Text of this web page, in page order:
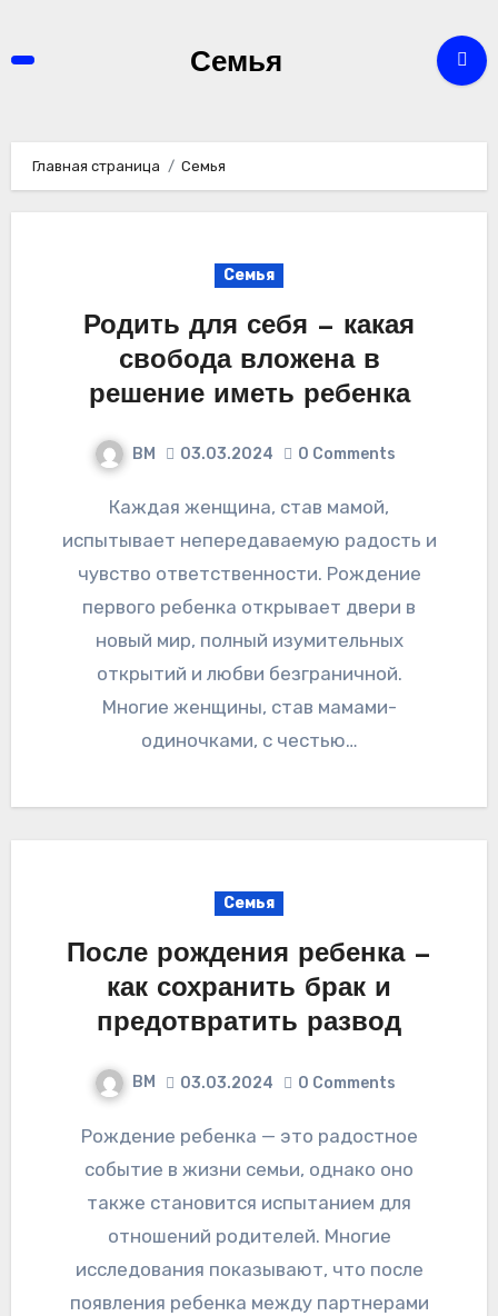
Семья
Главная страница Семья
Семья
Родить для себя — какая
свобода вложена в
решение иметь ребенка
ВМ 03.03.2024 0 Comments
Каждая женщина, став мамой,
испытывает непередаваемую радость и
чувство ответственности. Рождение
первого ребенка открывает двери в
новый мир, полный изумительных
открытий и любви безграничной.
Многие женщины, став мамами-
одиночками, с честью…
Семья
После рождения ребенка —
как сохранить брак и
предотвратить развод
ВМ 03.03.2024 0 Comments
Рождение ребенка — это радостное
событие в жизни семьи, однако оно
также становится испытанием для
отношений родителей. Многие
исследования показывают, что после
появления ребенка между партнерами